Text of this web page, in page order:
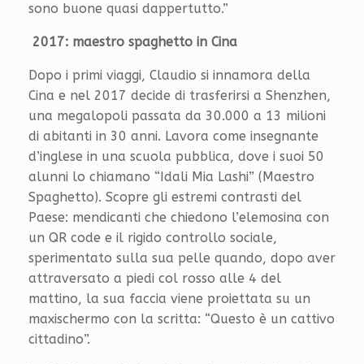
sono buone quasi dappertutto.”
2017: maestro spaghetto in Cina
Dopo i primi viaggi, Claudio si innamora della
Cina e nel 2017 decide di trasferirsi a Shenzhen,
una megalopoli passata da 30.000 a 13 milioni
di abitanti in 30 anni. Lavora come insegnante
d’inglese in una scuola pubblica, dove i suoi 50
alunni lo chiamano “Idali Mia Lashi” (Maestro
Spaghetto). Scopre gli estremi contrasti del
Paese: mendicanti che chiedono l’elemosina con
un QR code e il rigido controllo sociale,
sperimentato sulla sua pelle quando, dopo aver
attraversato a piedi col rosso alle 4 del
mattino, la sua faccia viene proiettata su un
maxischermo con la scritta: “Questo è un cattivo
cittadino”.